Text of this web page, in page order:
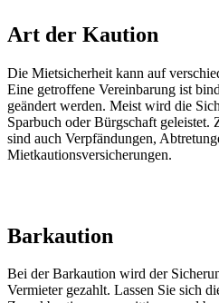
Art der Kaution
Die Mietsicherheit kann auf
Eine getroffene Vereinbarung ist
geändert werden. Meist wird die
Sparbuch oder Bürgschaft
sind auch Verpfändungen,
Mietkautionsversicherungen.
Barkaution
Bei der Barkaution wird der
Vermieter gezahlt. Lassen Sie sich